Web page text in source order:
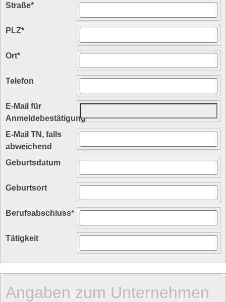
Straße*
PLZ*
Ort*
Telefon
E-Mail für
Anmeldebestätigung*
E-Mail TN, falls
abweichend
Geburtsdatum
Geburtsort
Berufsabschluss*
Tätigkeit
Angaben zum Unternehmen